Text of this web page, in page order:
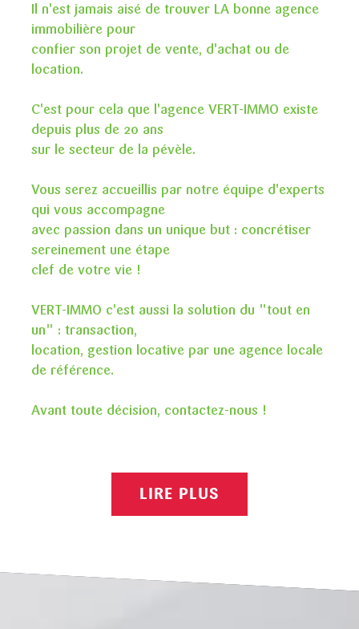
Il n'est jamais aisé de trouver LA bonne agence
immobilière pour
confier son projet de vente, d'achat ou de
location.
C'est pour cela que l'agence VERT-IMMO existe
depuis plus de 20 ans
sur le secteur de la pévèle.
Vous serez accueillis par notre équipe d'experts
qui vous accompagne
avec passion dans un unique but : concrétiser
sereinement une étape
clef de votre vie !
VERT-IMMO c'est aussi la solution du "tout en
un" : transaction,
location, gestion locative par une agence locale
de référence.
Avant toute décision, contactez-nous !
LIRE PLUS